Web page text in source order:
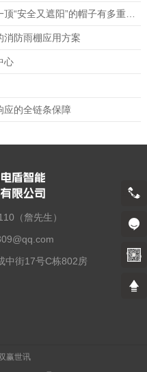
充电桩消防遮光棚：给充电车位一顶“安全又遮阳”的帽子有多重要？
消防雨棚应用方案
心
应的全链条保障
（詹先生）
中街17号C栋802房
赢世讯
13929568110（詹先生）